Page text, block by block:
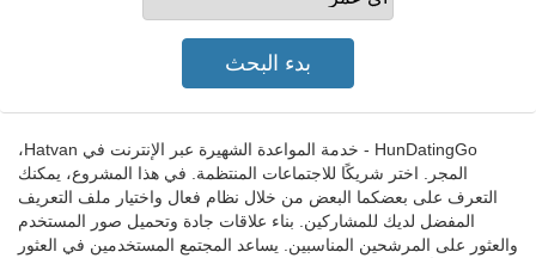
HunDatingGo - خدمة المواعدة الشهيرة عبر الإنترنت في Hatvan،
المجر. اختر شريكًا للاجتماعات المنتظمة. في هذا المشروع، يمكنك
التعرف على بعضكما البعض من خلال نظام فعال واختيار ملف التعريف
المفضل لديك للمشاركين. بناء علاقات جادة وتحميل صور المستخدم
والعثور على المرشحين المناسبين. يساعد المجتمع المستخدمين في العثور